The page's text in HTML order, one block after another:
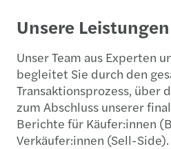
Unsere Leistungen
Unser Team aus Experten
begleitet Sie durch den
Transaktionsprozess, über
zum Abschluss unserer
Berichte für Käufer:innen
Verkäufer:innen (Sell-Side).